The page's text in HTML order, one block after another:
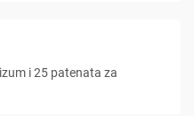
i 25 patenata za